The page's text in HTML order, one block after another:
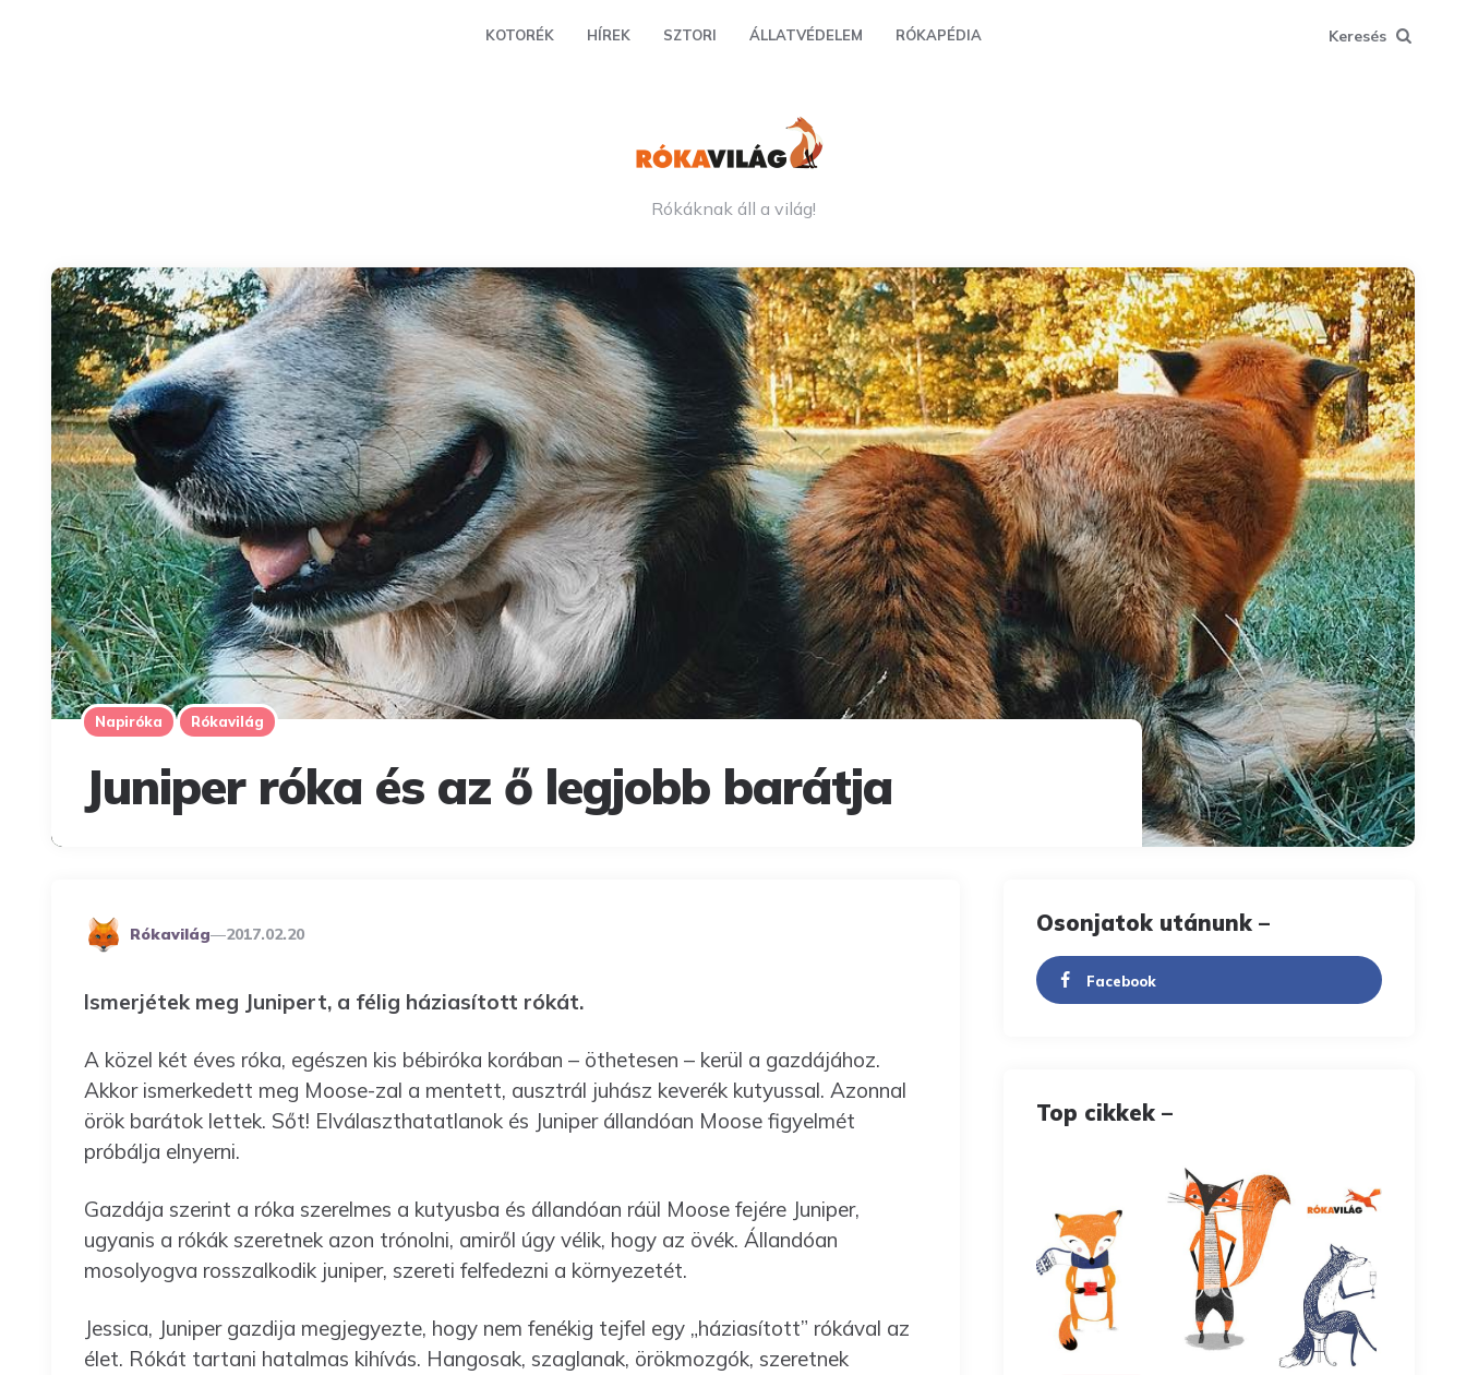
KOTORÉK HÍREK SZTORI ÁLLATVÉDELEM RÓKAPÉDIA Keresés
Rókáknak áll a világ!
Napiróka Rókavilág
Juniper róka és az ő legjobb barátja
Posted
Rókavilág 2017.02.20
Ismerjétek meg Junipert, a félig háziasított rókát.
A közel két éves róka, egészen kis bébiróka korában – öthetesen – kerül a gazdájához.
Akkor ismerkedett meg Moose-zal a mentett, ausztrál juhász keverék kutyussal. Azonnal
örök barátok lettek. Sőt! Elválaszthatatlanok és Juniper állandóan Moose figyelmét
próbálja elnyerni.
Gazdája szerint a róka szerelmes a kutyusba és állandóan ráül Moose fejére Juniper,
ugyanis a rókák szeretnek azon trónolni, amiről úgy vélik, hogy az övék. Állandóan
mosolyogva rosszalkodik juniper, szereti felfedezni a környezetét.
Jessica, Juniper gazdija megjegyezte, hogy nem fenékig tejfel egy „háziasított” rókával az
élet. Rókát tartani hatalmas kihívás. Hangosak, szaglanak, örökmozgók, szeretnek
Osonjatok utánunk –
Facebook
Top cikkek –